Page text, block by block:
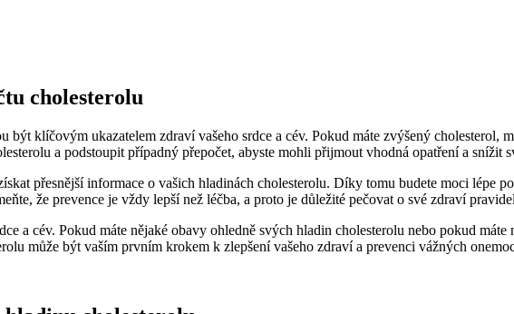
cholesterolu
klíčovým ukazatelem zdraví vašeho srdce a cév. Pokud máte zvýšený cholesterol,
a podstoupit případný přepočet, ‍abyste mohli přijmout vhodná opatření a ‌snížit
⁣přesnější informace o vašich⁣ hladinách cholesterolu. ⁣Díky tomu budete moci lépe
že⁢ prevence⁣ je vždy lepší než léčba, a proto​ je důležité​ pečovat o své ⁢zdraví
a cév. Pokud‍ máte nějaké obavy⁢ ohledně svých hladin cholesterolu​ nebo pokud
může být vaším prvním krokem ‍k zlepšení vašeho zdraví a⁤ prevenci vážných